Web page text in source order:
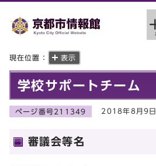
現在位置： 表示
学校サポートチーム
ページ番号211349 2018年8月9日
審議会等名